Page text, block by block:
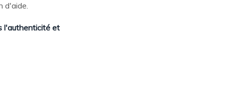
d'aide.
l'authenticité et